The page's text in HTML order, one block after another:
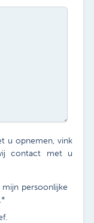
u opnemen, vink
contact met u
persoonlijke
*